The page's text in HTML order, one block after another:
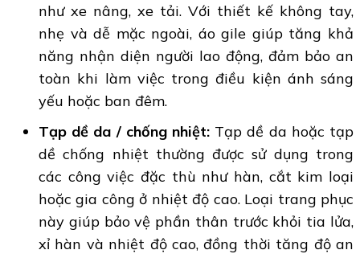
như xe nâng, xe tải. Với thiết kế không tay,
nhẹ và dễ mặc ngoài, áo gile giúp tăng khả
năng nhận diện người lao động, đảm bảo an
toàn khi làm việc trong điều kiện ánh sáng
yếu hoặc ban đêm.
Tạp dề da / chống nhiệt: Tạp dề da hoặc tạp
dề chống nhiệt thường được sử dụng trong
các công việc đặc thù như hàn, cắt kim loại
hoặc gia công ở nhiệt độ cao. Loại trang phục
này giúp bảo vệ phần thân trước khỏi tia lửa,
xỉ hàn và nhiệt độ cao, đồng thời tăng độ an